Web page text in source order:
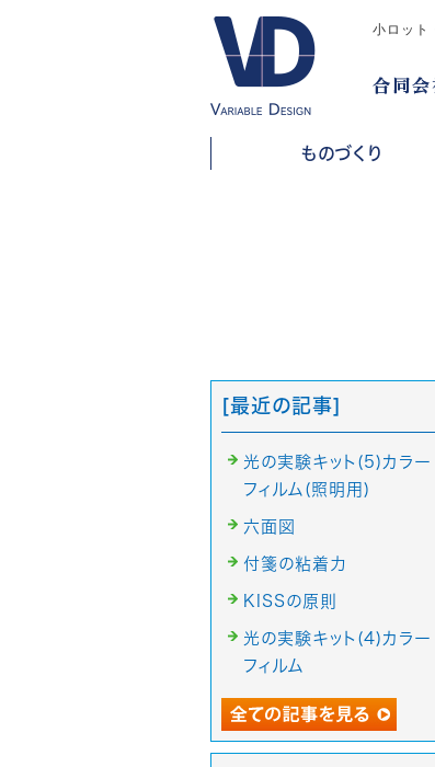
小ロット
ものづくり
[最近の記事]
光の実験キット(5)カラー
フィルム(照明用)
六面図
付箋の粘着力
KISSの原則
光の実験キット(4)カラー
フィルム